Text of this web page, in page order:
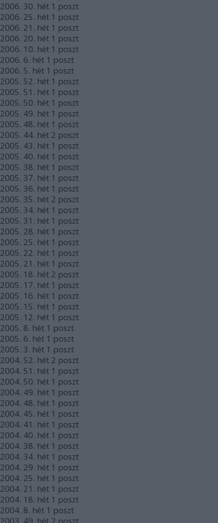
2006. 30. hét 1 poszt
2006. 25. hét 1 poszt
2006. 21. hét 1 poszt
2006. 20. hét 1 poszt
2006. 10. hét 1 poszt
2006. 6. hét 1 poszt
2006. 5. hét 1 poszt
2005. 52. hét 1 poszt
2005. 51. hét 1 poszt
2005. 50. hét 1 poszt
2005. 49. hét 1 poszt
2005. 48. hét 1 poszt
2005. 44. hét 2 poszt
2005. 43. hét 1 poszt
2005. 40. hét 1 poszt
2005. 38. hét 1 poszt
2005. 37. hét 1 poszt
2005. 36. hét 1 poszt
2005. 35. hét 2 poszt
2005. 34. hét 1 poszt
2005. 31. hét 1 poszt
2005. 28. hét 1 poszt
2005. 25. hét 1 poszt
2005. 22. hét 1 poszt
2005. 21. hét 1 poszt
2005. 18. hét 2 poszt
2005. 17. hét 1 poszt
2005. 16. hét 1 poszt
2005. 15. hét 1 poszt
2005. 12. hét 1 poszt
2005. 8. hét 1 poszt
2005. 6. hét 1 poszt
2005. 3. hét 1 poszt
2004. 52. hét 2 poszt
2004. 51. hét 1 poszt
2004. 50. hét 1 poszt
2004. 49. hét 1 poszt
2004. 48. hét 1 poszt
2004. 45. hét 1 poszt
2004. 41. hét 1 poszt
2004. 40. hét 1 poszt
2004. 38. hét 1 poszt
2004. 34. hét 1 poszt
2004. 29. hét 1 poszt
2004. 25. hét 1 poszt
2004. 21. hét 1 poszt
2004. 18. hét 1 poszt
2004. 8. hét 1 poszt